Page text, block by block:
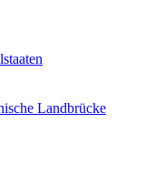
Landbrücke